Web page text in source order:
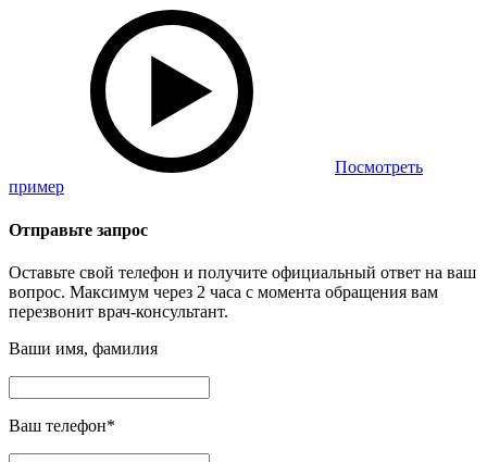
Посмотреть
пример
Отправьте запрос
Оставьте свой телефон и получите официальный ответ на ваш
вопрос. Максимум через 2 часа с момента обращения вам
перезвонит врач-консультант.
Ваши имя, фамилия
Ваш телефон*